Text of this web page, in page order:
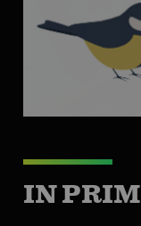
IN